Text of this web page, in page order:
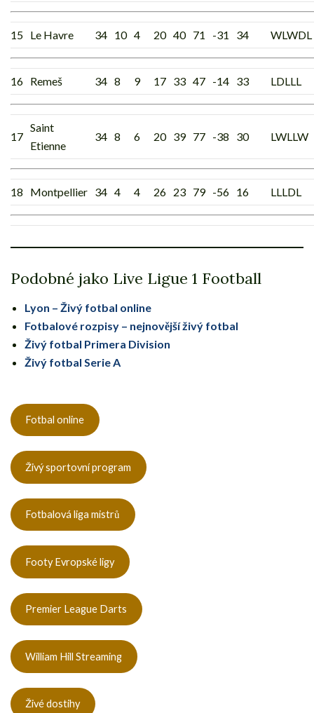
15 Le Havre 34 10 4 20 40 71 -31 34 WLWDL
16 Remeš 34 8 9 17 33 47 -14 33 LDLLL
17
Saint
Etienne
34 8 6 20 39 77 -38 30 LWLLW
18 Montpellier 34 4 4 26 23 79 -56 16 LLLDL
Podobné jako Live Ligue 1 Football
Lyon – Živý fotbal online
Fotbalové rozpisy – nejnovější živý fotbal
Živý fotbal Primera Division
Živý fotbal Serie A
Fotbal online
Živý sportovní program
Fotbalová liga mistrů
Footy Evropské ligy
Premier League Darts
William Hill Streaming
Živé dostihy